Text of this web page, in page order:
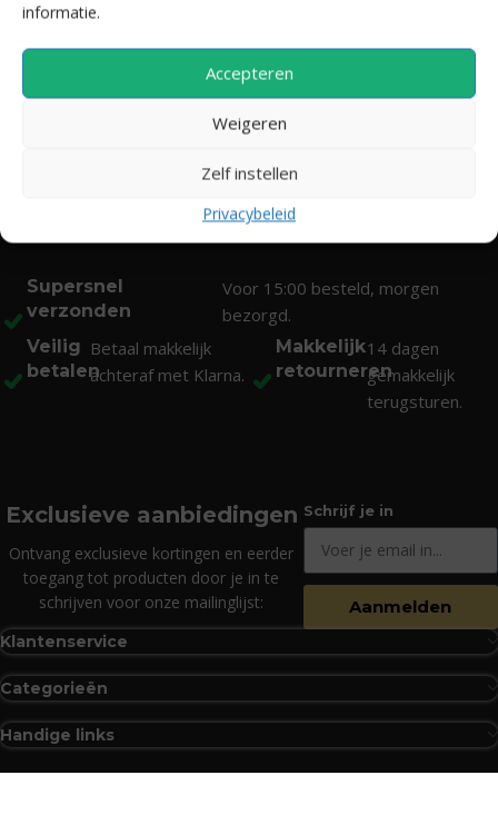
informatie.
Accepteren
Weigeren
Zelf instellen
Privacybeleid
Supersnel
verzonden
Voor 15:00 besteld, morgen
bezorgd.
Veilig
betalen
Betaal makkelijk
achteraf met Klarna.
Makkelijk
retourneren
14 dagen
gemakkelijk
terugsturen.
Exclusieve aanbiedingen
Ontvang exclusieve kortingen en eerder
toegang tot producten door je in te
schrijven voor onze mailinglijst:
Schrijf je in
Aanmelden
Klantenservice
Categorieën
Handige links